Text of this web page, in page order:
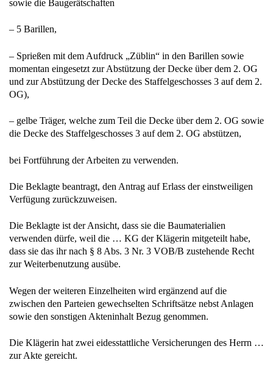
sowie die Baugerätschaften
– 5 Barillen,
– Sprießen mit dem Aufdruck „Züblin“ in den Barillen sowie
momentan eingesetzt zur Abstützung der Decke über dem 2. OG
und zur Abstützung der Decke des Staffelgeschosses 3 auf dem 2.
OG),
– gelbe Träger, welche zum Teil die Decke über dem 2. OG sowie
die Decke des Staffelgeschosses 3 auf dem 2. OG abstützen,
bei Fortführung der Arbeiten zu verwenden.
Die Beklagte beantragt, den Antrag auf Erlass der einstweiligen
Verfügung zurückzuweisen.
Die Beklagte ist der Ansicht, dass sie die Baumaterialien
verwenden dürfe, weil die … KG der Klägerin mitgeteilt habe,
dass sie das ihr nach § 8 Abs. 3 Nr. 3 VOB/B zustehende Recht
zur Weiterbenutzung ausübe.
Wegen der weiteren Einzelheiten wird ergänzend auf die
zwischen den Parteien gewechselten Schriftsätze nebst Anlagen
sowie den sonstigen Akteninhalt Bezug genommen.
Die Klägerin hat zwei eidesstattliche Versicherungen des Herrn …
zur Akte gereicht.